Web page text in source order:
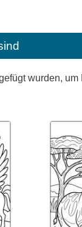
wurden, um